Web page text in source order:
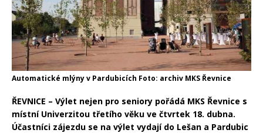
Automatické mlýny v Pardubicích Foto: archiv MKS Řevnice
ŘEVNICE – Výlet nejen pro seniory pořádá MKS Řevnice s
místní Univerzitou třetího věku ve čtvrtek 18. dubna.
Účastníci zájezdu se na výlet vydají do Lešan a Pardubic